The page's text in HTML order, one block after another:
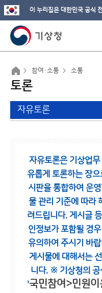
이 누리집은 대한민국 공식
참여·소통 소통
토론
자유토론
자유토론은 기상업
유롭게 토론하는 장으
시판을 통합하여 운
물 관리 기준에 따라
려드립니다. 게시글
인정보가 포함될 경
유의하여 주시기 바
게시물에 대해서는
니다. ※ 기상청의 공
'국민참여>민원이